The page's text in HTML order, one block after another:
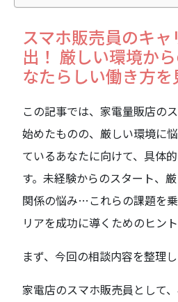
スマホ販売員のキ
出！ 厳しい環境か
なたらしい働き方
この記事では、家電量販店の
始めたものの、厳しい環境に
ているあなたに向けて、具体
す。未経験からのスタート、
関係の悩み…これらの課題を
リアを成功に導くためのヒン
まず、今回の相談内容を整理し
家電店のスマホ販売員として